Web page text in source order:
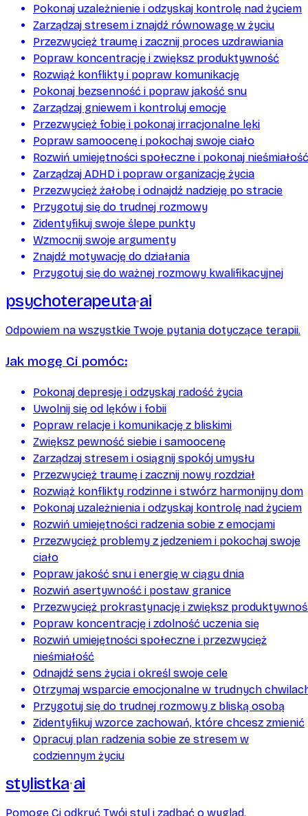
Pokonaj uzależnienie i odzyskaj kontrolę nad życiem
Zarządzaj stresem i znajdź równowagę w życiu
Przezwycięż traumę i zacznij proces uzdrawiania
Popraw koncentrację i zwiększ produktywność
Rozwiąż konflikty i popraw komunikację
Pokonaj bezsenność i popraw jakość snu
Zarządzaj gniewem i kontroluj emocje
Przezwycięż fobię i pokonaj irracjonalne lęki
Popraw samoocenę i pokochaj swoje ciało
Rozwiń umiejętności społeczne i pokonaj nieśmiałość
Zarządzaj ADHD i popraw organizację życia
Przezwycięż żałobę i odnajdź nadzieję po stracie
Przygotuj się do trudnej rozmowy
Zidentyfikuj swoje ślepe punkty
Wzmocnij swoje argumenty
Znajdź motywację do działania
Przygotuj się do ważnej rozmowy kwalifikacyjnej
psychoterapeuta ai
Odpowiem na wszystkie Twoje pytania dotyczące terapii.
Jak mogę Ci pomóc:
Pokonaj depresję i odzyskaj radość życia
Uwolnij się od lęków i fobii
Popraw relacje i komunikację z bliskimi
Zwiększ pewność siebie i samoocenę
Zarządzaj stresem i osiągnij spokój umysłu
Przezwycięż traumę i zacznij nowy rozdział
Rozwiąż konflikty rodzinne i stwórz harmonijny dom
Pokonaj uzależnienia i odzyskaj kontrolę nad życiem
Rozwiń umiejętności radzenia sobie z emocjami
Przezwycięż problemy z jedzeniem i pokochaj swoje
ciało
Popraw jakość snu i energię w ciągu dnia
Rozwiń asertywność i postaw granice
Przezwycięż prokrastynację i zwiększ
Popraw koncentrację i zdolność uczenia się
Rozwiń umiejętności społeczne i przezwycięż
nieśmiałość
Odnajdź sens życia i określ swoje cele
Otrzymaj wsparcie emocjonalne w trudnych
Przygotuj się do trudnej rozmowy z bliską osobą
Zidentyfikuj wzorce zachowań, które chcesz zmienić
Opracuj plan radzenia sobie ze stresem w
codziennym życiu
stylistka ai
Pomogę Ci odkryć Twój styl i zadbać o wygląd.